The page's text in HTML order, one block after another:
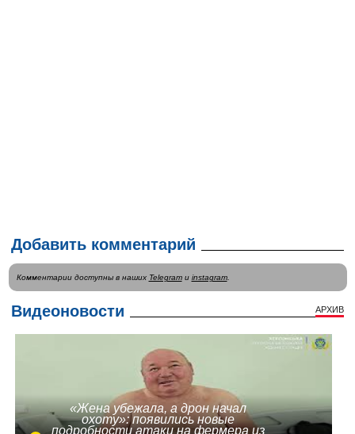
Добавить комментарий
Комментарии доступны в наших Telegramи instagram.
Видеоновости АРХИВ
«Жена убежала, а дрон начал
охоту»: появились новые
подробности атаки на фермера из